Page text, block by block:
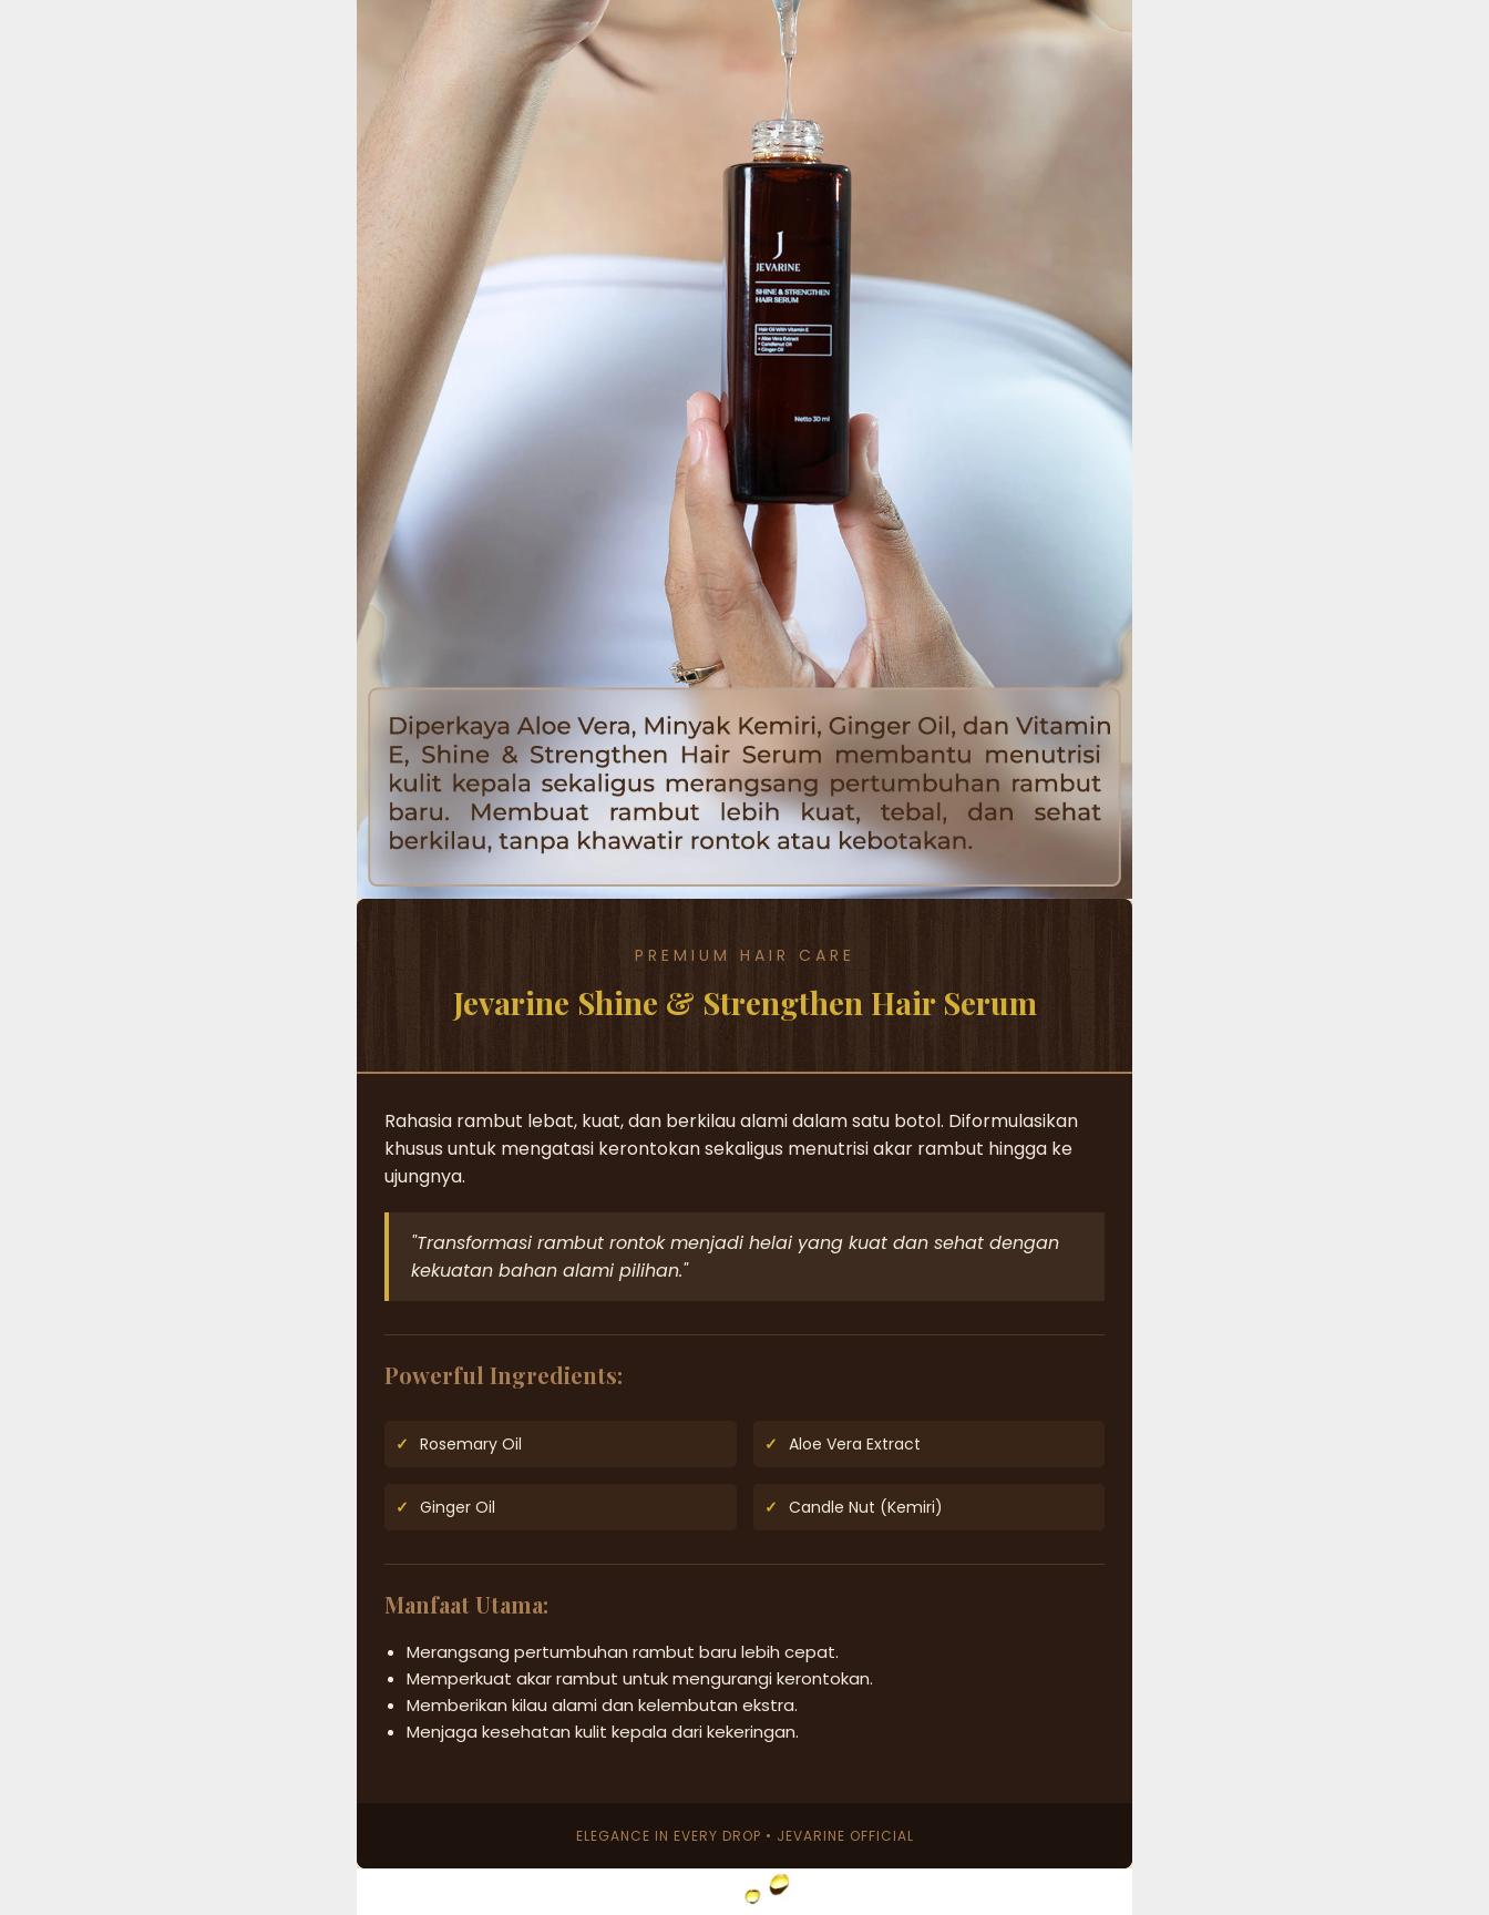
PREMIUM HAIR CARE
Jevarine Shine & Strengthen Hair Serum
Rahasia rambut lebat, kuat, dan berkilau alami dalam satu botol. Diformulasikan
khusus untuk mengatasi kerontokan sekaligus menutrisi akar rambut hingga ke
ujungnya.
"Transformasi rambut rontok menjadi helai yang kuat dan sehat dengan
kekuatan bahan alami pilihan."
Powerful Ingredients:
✓ Rosemary Oil ✓ Aloe Vera Extract
✓ Ginger Oil ✓ Candle Nut (Kemiri)
Manfaat Utama:
Merangsang pertumbuhan rambut baru lebih cepat.
Memperkuat akar rambut untuk mengurangi kerontokan.
Memberikan kilau alami dan kelembutan ekstra.
Menjaga kesehatan kulit kepala dari kekeringan.
ELEGANCE IN EVERY DROP • JEVARINE OFFICIAL